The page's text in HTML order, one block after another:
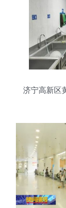
济宁高新区